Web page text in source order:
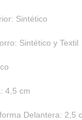
Sintético
Sintético y Textil
4,5 cm
Delantera: 2,5